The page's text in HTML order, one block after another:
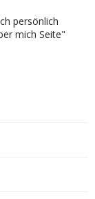
persönlich
mich Seite"